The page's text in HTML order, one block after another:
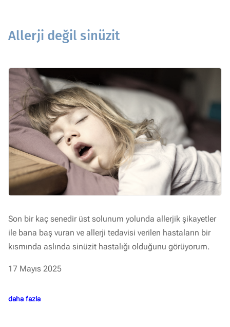
Allerji değil sinüzit
Son bir kaç senedir üst solunum yolunda allerjik şikayetler
ile bana baş vuran ve allerji tedavisi verilen hastaların bir
kısmında aslında sinüzit hastalığı olduğunu görüyorum.
17 Mayıs 2025
daha fazla